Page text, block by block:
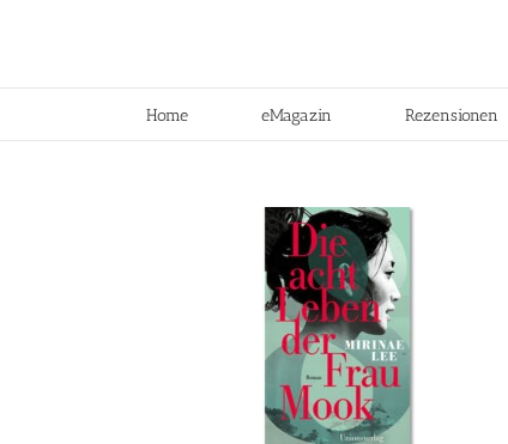
Home eMagazin Rezensionen